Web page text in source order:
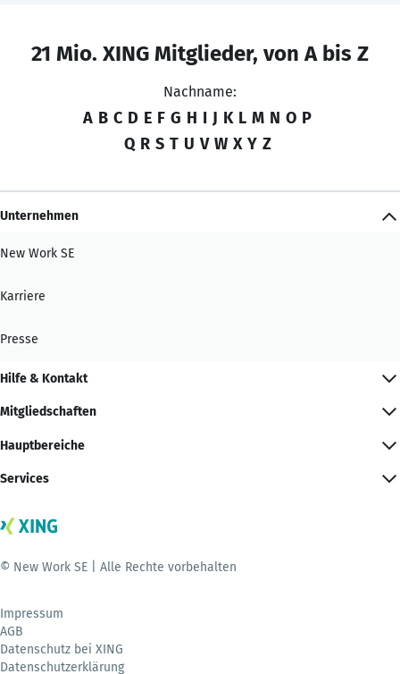
21 Mio. XING Mitglieder, von A bis Z
Nachname:
A B C D E F G H I J K L M N O P
Q R S T U V W X Y Z
Unternehmen
New Work SE
Karriere
Presse
Hilfe & Kontakt
Mitgliedschaften
Hauptbereiche
Services
© New Work SE | Alle Rechte vorbehalten
Impressum
AGB
Datenschutz bei XING
Datenschutzerklärung